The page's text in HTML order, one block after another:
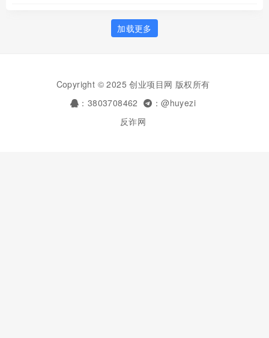
加载更多
Copyright © 2025 创业项目网 版权所有
：3803708462
：@huyezi
反诈网